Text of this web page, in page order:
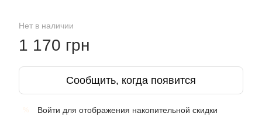
Нет в наличии
1 170 грн
Сообщить, когда появится
Войти для отображения накопительной скидки